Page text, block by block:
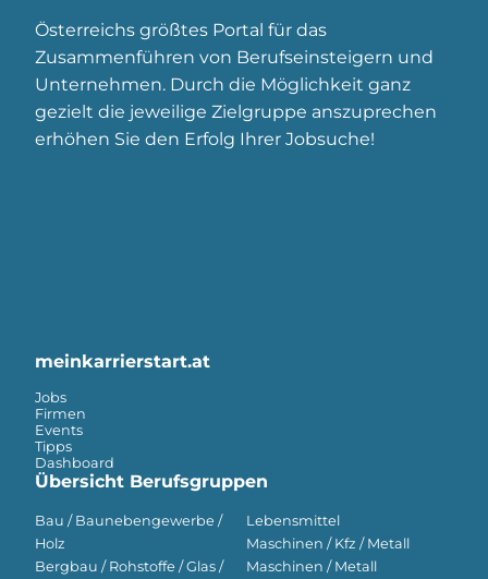
Österreichs größtes Portal für das
Zusammenführen von Berufseinsteigern und
Unternehmen. Durch die Möglichkeit ganz
gezielt die jeweilige Zielgruppe anszuprechen
erhöhen Sie den Erfolg Ihrer Jobsuche!
meinkarrierstart.at
Jobs
Firmen
Events
Tipps
Dashboard
Übersicht Berufsgruppen
Bau / Baunebengewerbe /
Holz
Bergbau / Rohstoffe / Glas /
Lebensmittel
Maschinen / Kfz / Metall
Maschinen / Metall